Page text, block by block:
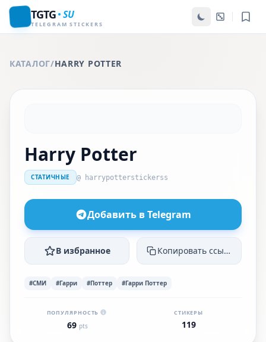
TGTG SU
TELEGRAM STICKERS
КАТАЛОГ/HARRY POTTER
Harry Potter
СТАТИЧНЫЕ @ harrypotterstickerss
Добавить в Telegram
В избранное Копировать ссылку
#СМИ #Гарри #Поттер #Гарри Поттер
ПОПУЛЯРНОСТЬ
69 pts
СТИКЕРЫ
119